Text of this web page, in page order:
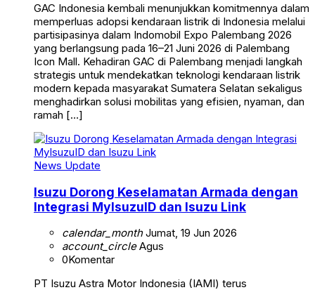
GAC Indonesia kembali menunjukkan komitmennya dalam
memperluas adopsi kendaraan listrik di Indonesia melalui
partisipasinya dalam Indomobil Expo Palembang 2026
yang berlangsung pada 16–21 Juni 2026 di Palembang
Icon Mall. Kehadiran GAC di Palembang menjadi langkah
strategis untuk mendekatkan teknologi kendaraan listrik
modern kepada masyarakat Sumatera Selatan sekaligus
menghadirkan solusi mobilitas yang efisien, nyaman, dan
ramah […]
News Update
Isuzu Dorong Keselamatan Armada dengan
Integrasi MyIsuzuID dan Isuzu Link
calendar_monthJumat, 19 Jun 2026
account_circleAgus
0Komentar
PT Isuzu Astra Motor Indonesia (IAMI) terus